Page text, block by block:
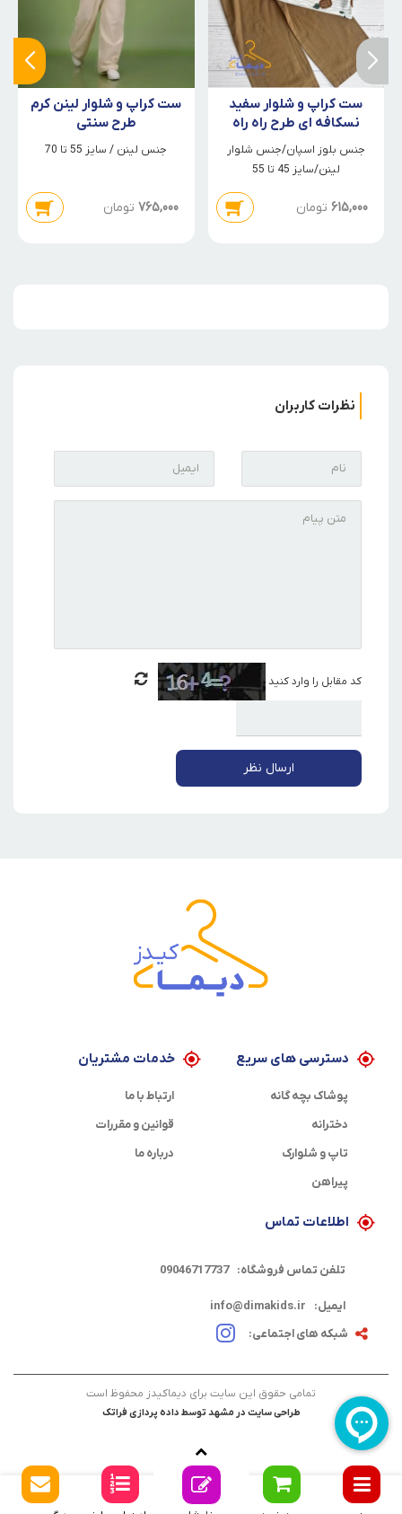
ست کراپ و شلوار سفید
نسکافه ای طرح راه راه
آناناس
جنس بلوز اسپان/جنس شلوار
لینن/سایز 45 تا 55
615,000 تومان
ست کراپ و شلوار لینن کرم
طرح سنتی
جنس لینن / سایز 55 تا 70
765,000 تومان
نظرات کاربران
کد مقابل را وارد کنید
ارسال نظر
دسترسی های سریع
پوشاک بچه گانه
دخترانه
تاپ و شلوارک
پیراهن
خدمات مشتریان
ارتباط با ما
قوانین و مقررات
درباره ما
اطلاعات تماس
تلفن تماس فروشگاه: 09046717737
ایمیل:
info@dimakids.ir
شبکه های اجتماعی:
تمامی حقوق این سایت برای دیماکیدز محفوظ است
طراحی سایت در مشهد توسط داده پردازی فراتک